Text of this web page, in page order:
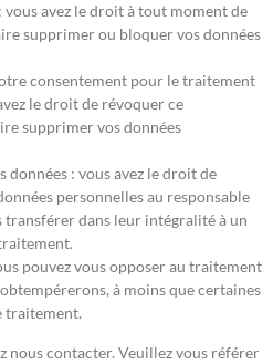
avez le droit à tout moment de
supprimer ou bloquer vos données
consentement pour le traitement
le droit de révoquer ce
supprimer vos données
: vous avez le droit de
personnelles au responsable
transférer dans leur intégralité à un
pouvez vous opposer au traitement
à moins que certaines
traitement.
nous contacter. Veuillez vous référer